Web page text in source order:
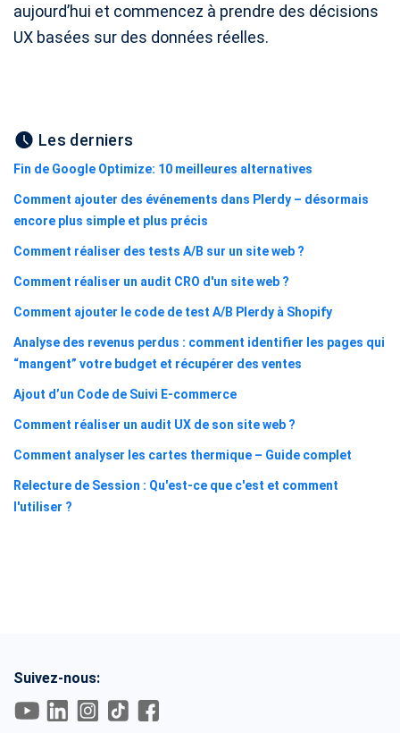
aujourd’hui et commencez à prendre des décisions
UX basées sur des données réelles.
Les derniers
Fin de Google Optimize: 10 meilleures alternatives
Comment ajouter des événements dans Plerdy – désormais
encore plus simple et plus précis
Comment réaliser des tests A/B sur un site web ?
Comment réaliser un audit CRO d'un site web ?
Comment ajouter le code de test A/B Plerdy à Shopify
Analyse des revenus perdus : comment identifier les pages qui
“mangent” votre budget et récupérer des ventes
Ajout d’un Code de Suivi E-commerce
Comment réaliser un audit UX de son site web ?
Comment analyser les cartes thermique – Guide complet
Relecture de Session : Qu'est-ce que c'est et comment
l'utiliser ?
Suivez-nous: